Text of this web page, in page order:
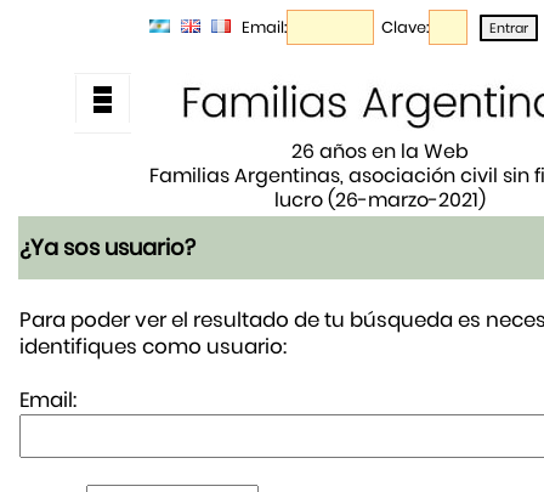
Email: Clave:
26 años en la Web
Familias Argentinas, asociación civil sin
lucro (26-marzo-2021)
¿Ya sos usuario?
Para poder ver el resultado de tu búsqueda es
identifiques como usuario:
Email: